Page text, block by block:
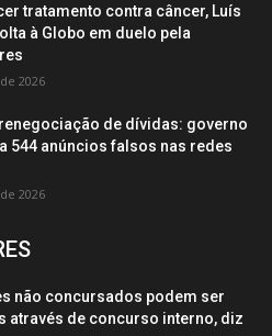
tratamento contra câncer, Luís
à Globo em duelo pela
2026
de dívidas: governo
544 anúncios falsos nas redes
2026
não concursados podem ser
através de concurso interno, diz